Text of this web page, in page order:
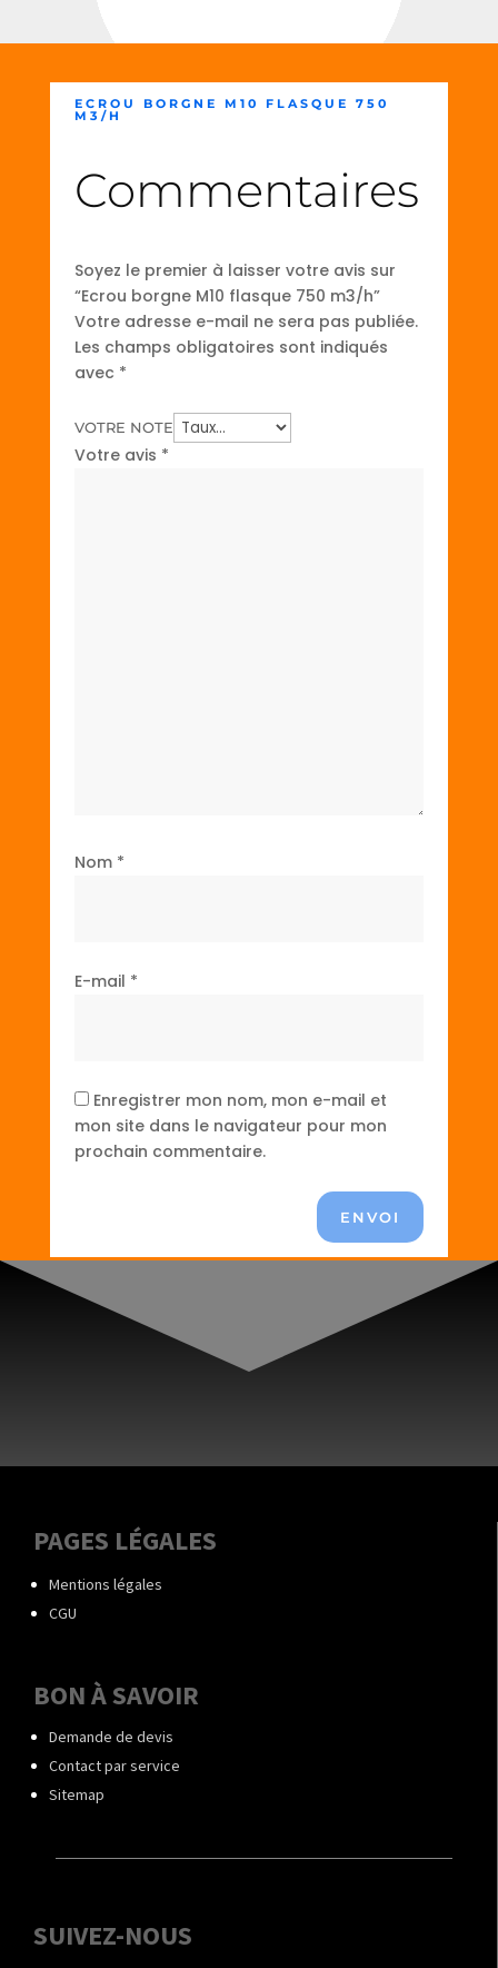
ECROU BORGNE M10 FLASQUE 750
M3/H
Commentaires
Soyez le premier à laisser votre avis sur
“Ecrou borgne M10 flasque 750 m3/h”
Votre adresse e-mail ne sera pas publiée.
Les champs obligatoires sont indiqués
avec *
VOTRE NOTE
Votre avis *
Nom *
E-mail *
Enregistrer mon nom, mon e-mail et
mon site dans le navigateur pour mon
prochain commentaire.
ENVOI
PAGES LÉGALES
Mentions légales
CGU
BON À SAVOIR
Demande de devis
Contact par service
Sitemap
SUIVEZ-NOUS